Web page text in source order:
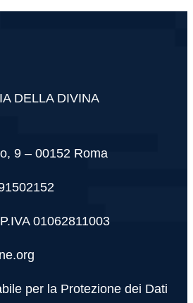
DELLA DIVINA
9 – 00152 Roma
01062811003
per la Protezione dei Dati